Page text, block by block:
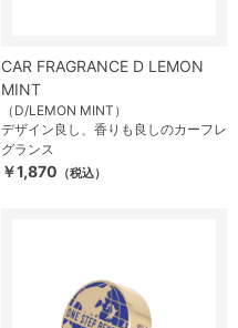
CAR FRAGRANCE D LEMON
MINT
（D/LEMON MINT）
デザイン良し、香りも良しのカーフレ
グランス
￥1,870 （税込）